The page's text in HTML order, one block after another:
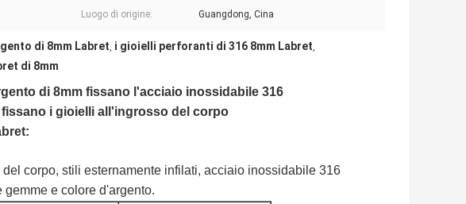
Luogo di origine: Guangdong, Cina
di 8mm Labret, i gioielli perforanti di 316 8mm Labret,
di 8mm
di 8mm fissano l'acciaio inossidabile 316
i gioielli all'ingrosso del corpo
corpo, stili esternamente infilati, acciaio inossidabile 316
e colore d'argento.